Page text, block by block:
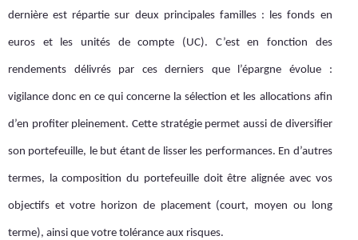
dernière est répartie sur deux principales familles : les fonds en
euros et les unités de compte (UC). C’est en fonction des
rendements délivrés par ces derniers que l’épargne évolue :
vigilance donc en ce qui concerne la sélection et les allocations afin
d’en profiter pleinement. Cette stratégie permet aussi de diversifier
son portefeuille, le but étant de lisser les performances. En d’autres
termes, la composition du portefeuille doit être alignée avec vos
objectifs et votre horizon de placement (court, moyen ou long
terme), ainsi que votre tolérance aux risques.